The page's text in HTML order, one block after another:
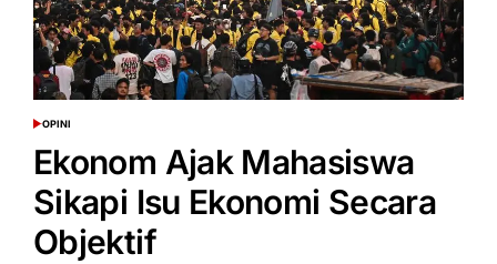
POSTED
OPINI
Ekonom Ajak Mahasiswa
Sikapi Isu Ekonomi Secara
Objektif